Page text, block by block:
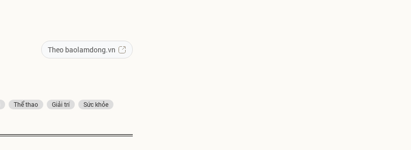
Theo baolamdong.vn
Thể thao Giải trí
Sức khỏe